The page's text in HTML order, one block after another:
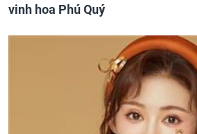
vinh hoa Phú Quý